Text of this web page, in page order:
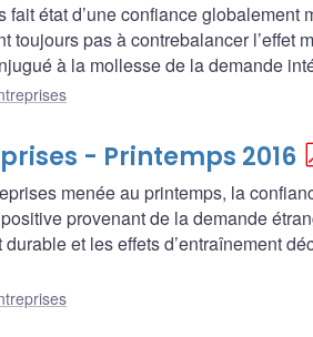
état d’une confiance globalement
toujours pas à contrebalancer l’effet
à la mollesse de la demande
- Printemps 2016
menée au printemps, la
provenant de la demande
et les effets d’entraînement